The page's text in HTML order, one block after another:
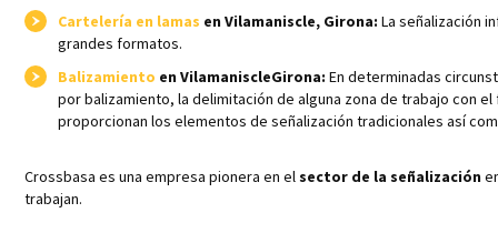
Cartelería en lamas en Vilamaniscle, Girona: La señalización
grandes formatos.
Balizamiento en VilamaniscleGirona: En determinadas
porbalizamiento, la delimitación de alguna zona de trabajo con
proporcionan los elementos de señalización tradicionales así
Crossbasa es una empresa pionera en elsector de la señalización
trabajan.